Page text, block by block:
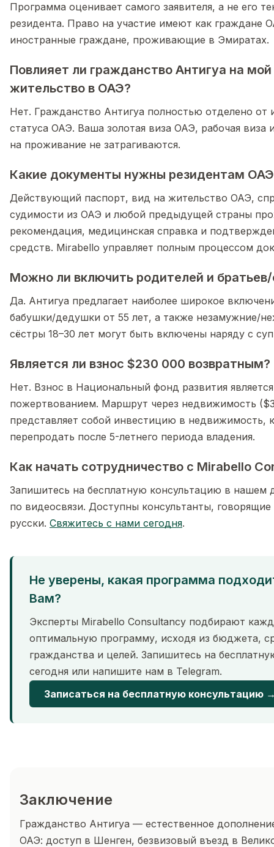
Программа оценивает самого заявителя, а не его
резидента. Право на участие имеют как граждане
иностранные граждане, проживающие в Эмиратах.
Повлияет ли гражданство Антигуа на
жительство в ОАЭ?
Нет. Гражданство Антигуа полностью отделено от
статуса ОАЭ. Ваша золотая виза ОАЭ, рабочая виза
на проживание не затрагиваются.
Какие документы нужны резидентам
Действующий паспорт, вид на жительство ОАЭ,
судимости из ОАЭ и любой предыдущей страны
рекомендация, медицинская справка и
средств. Mirabello управляет полным процессом
Можно ли включить родителей и
Да. Антигуа предлагает наиболее широкое
бабушки/дедушки от 55 лет, а также незамужние/
сёстры 18–30 лет могут быть включены наряду с
Является ли взнос $230 000 возвратным?
Нет. Взнос в Национальный фонд развития
пожертвованием. Маршрут через недвижимость
представляет собой инвестицию в недвижимость,
перепродать после 5-летнего периода владения.
Как начать сотрудничество с Mirabello
Запишитесь на бесплатную консультацию в нашем
по видеосвязи. Доступны консультанты,
русски. Свяжитесь с нами сегодня.
Не уверены, какая программа
Вам?
Эксперты Mirabello Consultancy подбирают
оптимальную программу, исходя из бюджета,
гражданства и целей. Запишитесь на
сегодня или напишите нам в Telegram.
Записаться на бесплатную консультацию
Заключение
Гражданство Антигуа — естественное
ОАЭ: доступ в Шенген, безвизовый въезд в